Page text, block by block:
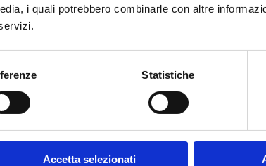
i quali potrebbero combinarle con altre
Statistiche
Accetta selezionati
Money and Finance, Financial Management)
interventi in cambi, sulla gestione delle riserve